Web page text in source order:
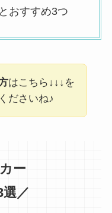
おすすめ3つ
はこちら↓↓↓を
ださいね♪
ー
／